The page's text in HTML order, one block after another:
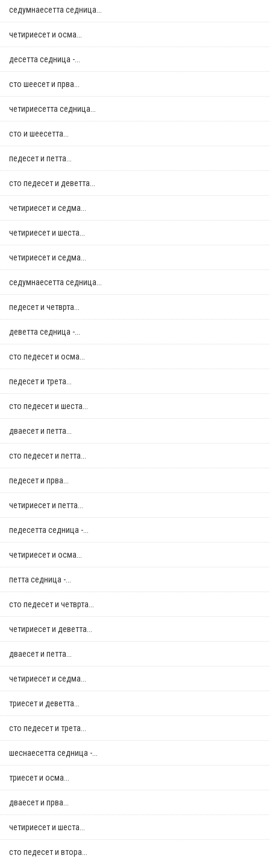
седумнаесетта седница...
четириесет и осма...
десетта седница -...
сто шеесет и прва...
четириесетта седница...
сто и шеесетта...
педесет и петта...
сто педесет и деветта...
четириесет и седма...
четириесет и шеста...
четириесет и седма...
седумнаесетта седница...
педесет и четврта...
деветта седница -...
сто педесет и осма...
педесет и трета...
сто педесет и шеста...
дваесет и петта...
сто педесет и петта...
педесет и прва...
четириесет и петта...
педесетта седница -...
четириесет и осма...
петта седница -...
сто педесет и четврта...
четириесет и деветта...
дваесет и петта...
четириесет и седма...
триесет и деветта...
сто педесет и трета...
шеснаесетта седница -...
триесет и осма...
дваесет и прва...
четириесет и шеста...
сто педесет и втора...